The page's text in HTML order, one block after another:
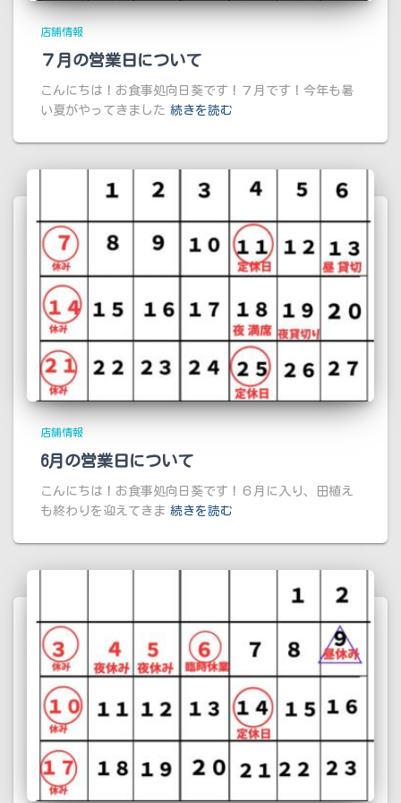
店舗情報
７月の営業日について
こんにちは！お食事処向日葵です！７月です！今年も暑
い夏がやってきました 続きを読む
店舗情報
6月の営業日について
こんにちは！お食事処向日葵です！６月に入り、田植え
も終わりを迎えてきま 続きを読む